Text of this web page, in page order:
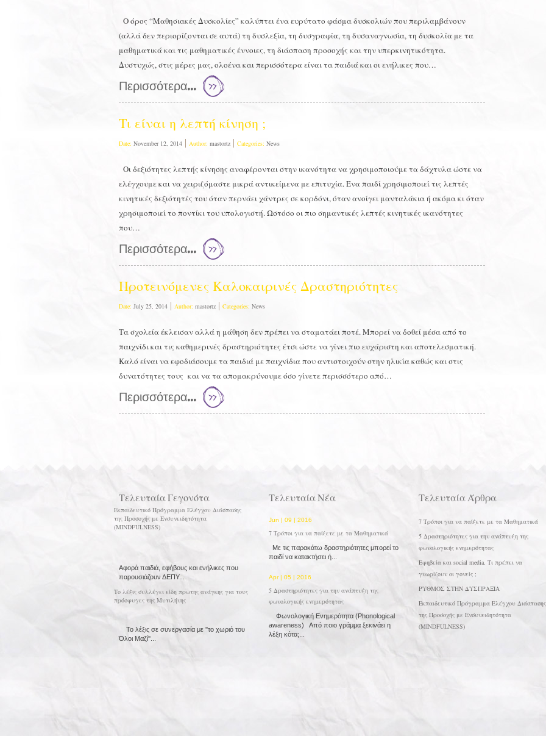
Ο όρος “Μαθησιακές Δυσκολίες” καλύπτει ένα ευρύτατο φάσμα δυσκολιών που περιλαμβάνουν
(αλλά δεν περιορίζονται σε αυτά) τη δυσλεξία, τη δυσγραφία, τη δυσαναγνωσία, τη δυσκολία με τα
μαθηματικά και τις μαθηματικές έννοιες, τη διάσπαση προσοχής και την υπερκινητικότητα.
Δυστυχώς, στις μέρες μας, ολοένα και περισσότερα είναι τα παιδιά και οι ενήλικες που…
Περισσότερα...
Τι είναι η λεπτή κίνηση ;
Date: November 12, 2014 Author: mastortz Categories: News
Οι δεξιότητες λεπτής κίνησης αναφέρονται στην ικανότητα να χρησιμοποιούμε τα δάχτυλα ώστε να
ελέγχουμε και να χειριζόμαστε μικρά αντικείμενα με επιτυχία. Ένα παιδί χρησιμοποιεί τις λεπτές
κινητικές δεξιότητές του όταν περνάει χάντρες σε κορδόνι, όταν ανοίγει μανταλάκια ή ακόμα κι όταν
χρησιμοποιεί το ποντίκι του υπολογιστή. Ωστόσο οι πιο σημαντικές λεπτές κινητικές ικανότητες
που…
Περισσότερα...
Προτεινόμενες Καλοκαιρινές Δραστηριότητες
Date: July 25, 2014 Author: mastortz Categories: News
Τα σχολεία έκλεισαν αλλά η μάθηση δεν πρέπει να σταματάει ποτέ. Μπορεί να δοθεί μέσα από το
παιχνίδι και τις καθημερινές δραστηριότητες έτσι ώστε να γίνει πιο ευχάριστη και αποτελεσματική.
Καλό είναι να εφοδιάσουμε τα παιδιά με παιχνίδια που αντιστοιχούν στην ηλικία καθώς και στις
δυνατότητες τους και να τα απομακρύνουμε όσο γίνετε περισσότερο από…
Περισσότερα...
Τελευταία Γεγονότα
Εκπαιδευτικό Πρόγραμμα Ελέγχου Διάσπασης
της Προσοχής με Ενσυνειδητότητα
(MINDFULNESS)
Αφορά παιδιά, εφήβους και ενήλικες που
παρουσιάζουν ΔΕΠΥ...
Το λέξις συλλέγει είδη πρωτης ανάγκης για τους
πρόσφυγες της Μυτιλήνης
Το λέξις σε συνεργασία με ''το χωριό του
Όλοι Μαζί''...
Τελευταία Νέα
Jun | 09 | 2016
7 Τρόποι για να παίξετε με τα Μαθηματικά
Με τις παρακάτω δραστηριότητες μπορεί το
παιδί να κατακτήσει ή...
Apr | 05 | 2016
5 Δραστηριότητες για την ανάπτυξη της
φωνολογικής ενημερότητας
Φωνολογική Ενημερότητα (Phonological
awareness) Από ποιο γράμμα ξεκινάει η
λέξη κότα;...
Τελευταία Άρθρα
7 Τρόποι για να παίξετε με τα Μαθηματικά
5 Δραστηριότητες για την ανάπτυξη της
φωνολογικής ενημερότητας
Εφηβεία και social media. Τι πρέπει να
γνωρίζουν οι γονείς ;
ΡΥΘΜΟΣ ΣΤΗΝ ΔΥΣΠΡΑΞΙΑ
Εκπαιδευτικό Πρόγραμμα Ελέγχου Διάσπασης
της Προσοχής με Ενσυνειδητότητα
(MINDFULNESS)